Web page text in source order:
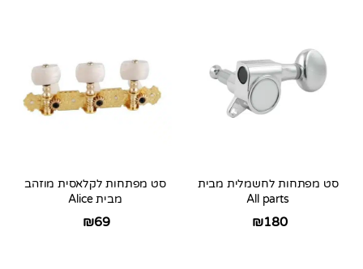
סט מפתחות לחשמלית מבית
All parts
₪180
סט מפתחות לקלאסית מוזהב
מבית Alice
₪69